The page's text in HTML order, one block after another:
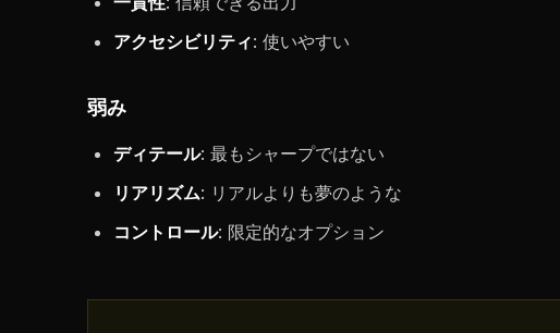
アクセシビリティ: 使いやすい
弱み
ディテール: 最もシャープではない
リアリズム: リアルよりも夢のような
コントロール: 限定的なオプション